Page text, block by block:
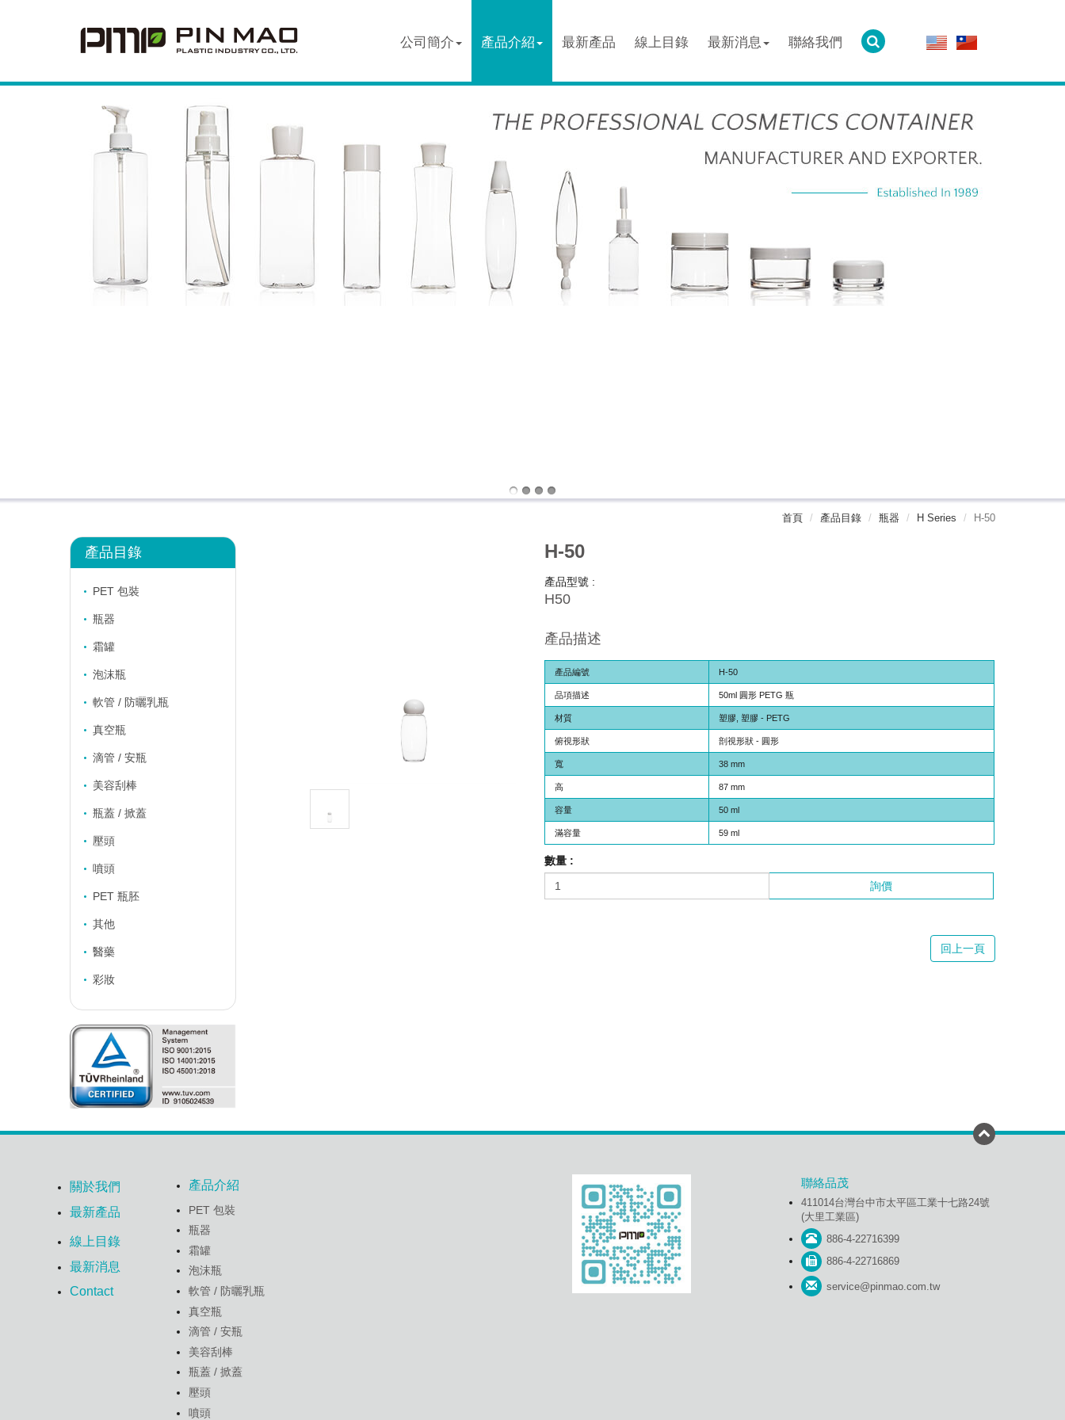
公司簡介 產品介紹 最新產品 線上目錄 最新消息 聯絡我們
首頁 產品目錄 瓶器 H Series H-50
H-50
產品型號 :
H50
產品描述
產品編號 H-50
品項描述 50ml 圓形 PETG 瓶
材質 塑膠, 塑膠 - PETG
俯視形狀 剖視形狀 - 圓形
寬 38 mm
高 87 mm
容量 50 ml
滿容量 59 ml
數量 :
詢價
回上一頁
產品目錄
PET 包裝
瓶器
霜罐
泡沫瓶
軟管 / 防曬乳瓶
真空瓶
滴管 / 安瓶
美容刮棒
瓶蓋 / 掀蓋
壓頭
噴頭
PET 瓶胚
其他
醫藥
彩妝
關於我們
最新產品
線上目錄
最新消息
Contact
產品介紹
PET 包裝
瓶器
霜罐
泡沫瓶
軟管 / 防曬乳瓶
真空瓶
滴管 / 安瓶
美容刮棒
瓶蓋 / 掀蓋
壓頭
噴頭
聯絡品茂
411014台灣台中市太平區工業十七路24號
(大里工業區)
886-4-22716399
886-4-22716869
service@pinmao.com.tw